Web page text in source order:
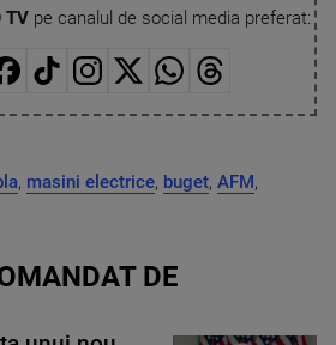
TVpe canalul de social media preferat:
, masini electrice, buget, AFM,
DE